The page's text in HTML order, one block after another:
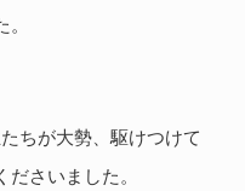
ちが大勢、駆けつけて
さいました。